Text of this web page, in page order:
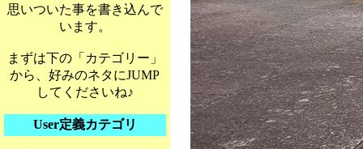
思いついた事を書き込んで
います。
まずは下の「カテゴリー」
から、好みのネタにJUMP
してくださいね♪
User定義カテゴリ